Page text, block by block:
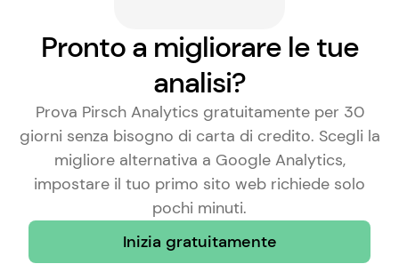
Pronto a migliorare le tue
analisi?
Prova Pirsch Analytics gratuitamente per 30
giorni senza bisogno di carta di credito. Scegli la
migliore alternativa a Google Analytics,
impostare il tuo primo sito web richiede solo
pochi minuti.
Inizia gratuitamente